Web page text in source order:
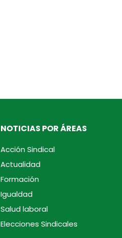
NOTICIAS POR ÁREAS
Acción Sindical
Actualidad
Formación
Igualdad
Salud laboral
Elecciones Sindicales